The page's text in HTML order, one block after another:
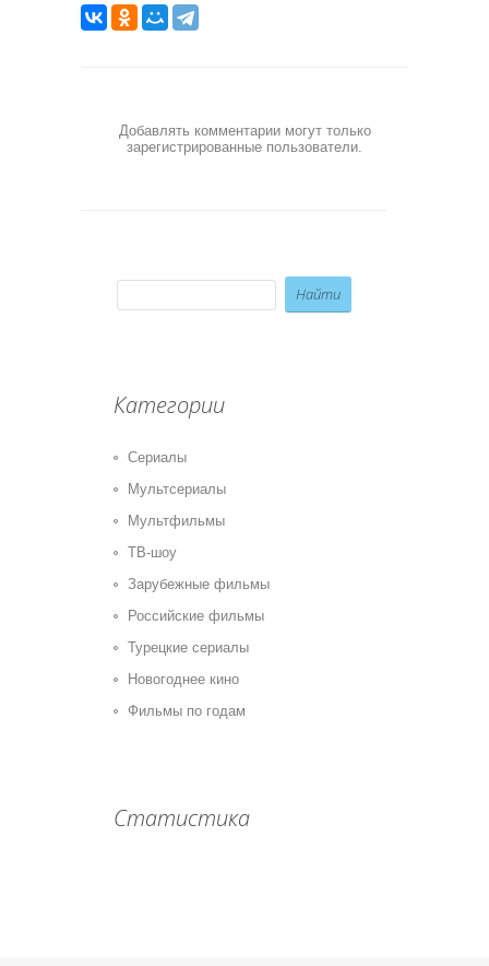
Добавлять комментарии могут только
зарегистрированные пользователи.
Категории
Сериалы
Мультсериалы
Мультфильмы
ТВ-шоу
Зарубежные фильмы
Российские фильмы
Турецкие сериалы
Новогоднее кино
Фильмы по годам
Статистика